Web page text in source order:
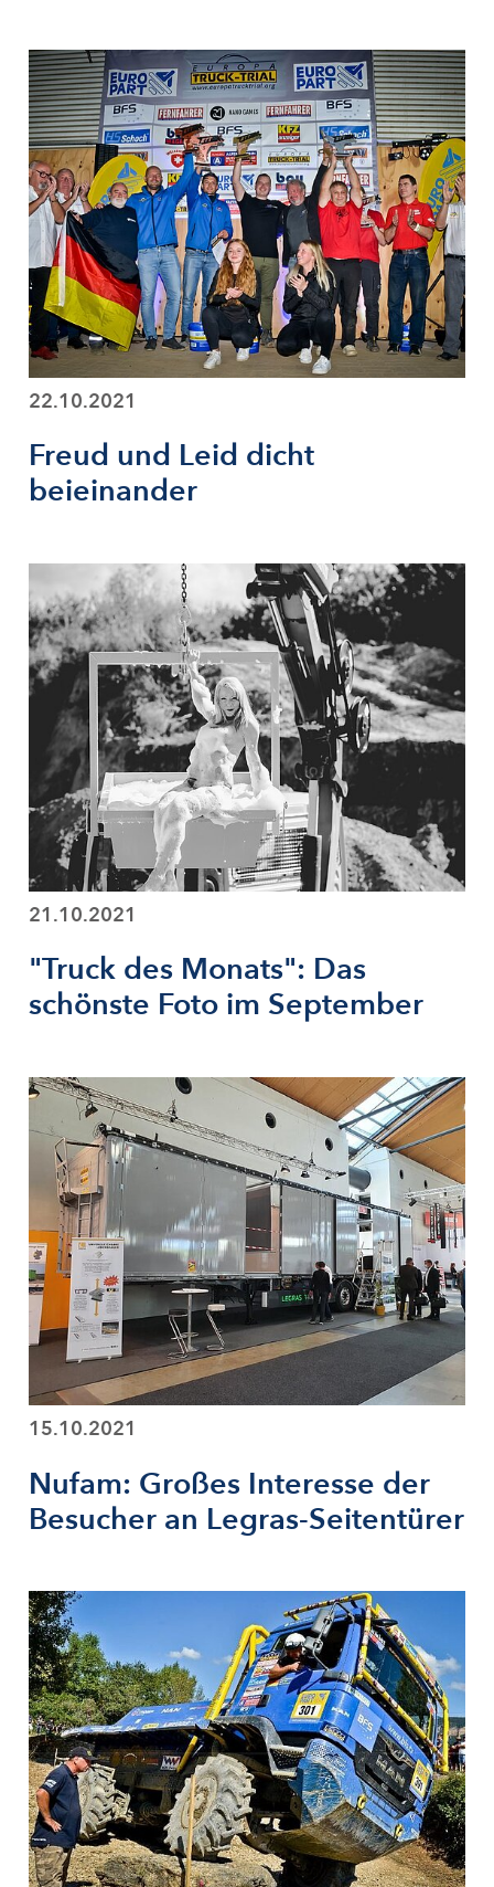
22.10.2021
Freud und Leid dicht
beieinander
21.10.2021
"Truck des Monats": Das
schönste Foto im September
15.10.2021
Nufam: Großes Interesse der
Besucher an Legras-Seitentürer